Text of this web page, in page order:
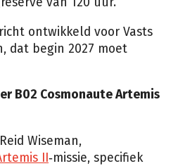
ontwikkeld voor Vasts
dat begin 2027 moet
B02 Cosmonaute Artemis
Wiseman,
II‑missie, specifiek